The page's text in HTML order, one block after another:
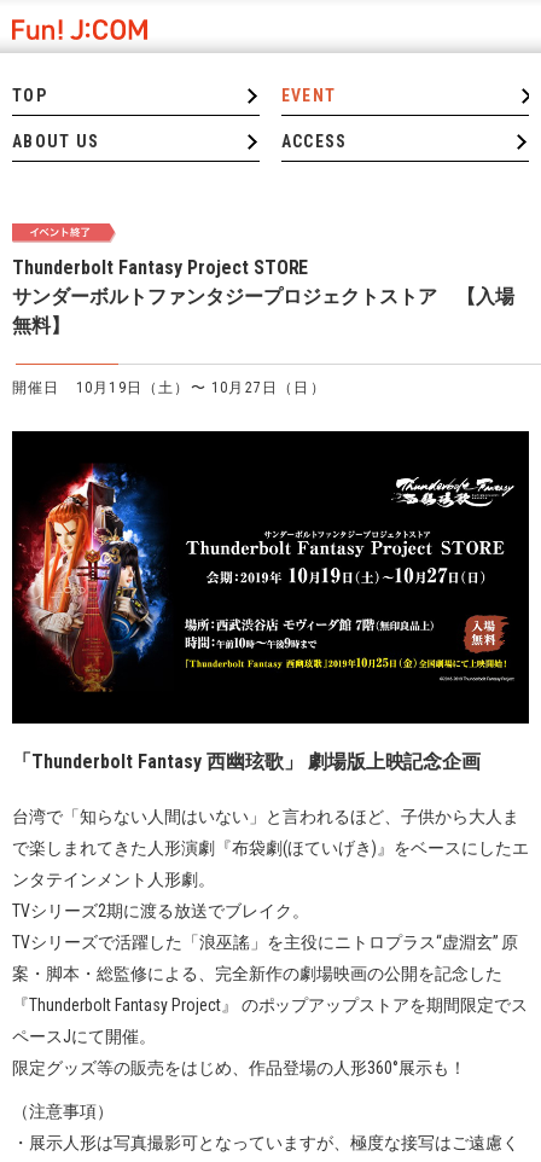
TOP EVENT
ABOUT US ACCESS
Thunderbolt Fantasy Project STORE
サンダーボルトファンタジープロジェクトストア 【入場
無料】
開催日 10月19日（土）〜 10月27日（日）
「Thunderbolt Fantasy 西幽玹歌」 劇場版上映記念企画
台湾で「知らない人間はいない」と言われるほど、子供から大人ま
で楽しまれてきた人形演劇『布袋劇(ほていげき)』をベースにしたエ
ンタテインメント人形劇。
TVシリーズ2期に渡る放送でブレイク。
TVシリーズで活躍した「浪巫謠」を主役にニトロプラス“虚淵玄” 原
案・脚本・総監修による、完全新作の劇場映画の公開を記念した
『Thunderbolt Fantasy Project』 のポップアップストアを期間限定でス
ペースJにて開催。
限定グッズ等の販売をはじめ、作品登場の人形360°展示も！
（注意事項）
・展示人形は写真撮影可となっていますが、極度な接写はご遠慮く